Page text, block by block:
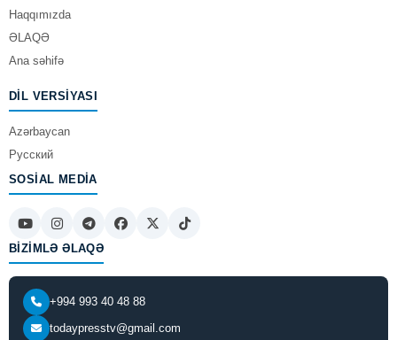
Haqqımızda
ƏLAQƏ
Ana səhifə
DIL VERSIYASI
Azərbaycan
Русский
SOSIAL MEDIA
BIZIMLƏ ƏLAQƏ
+994 993 40 48 88
todaypresstv@gmail.com